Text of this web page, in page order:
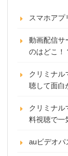
スマホアプ
動画配信サ
のはどこ！
クリミナル
聴して面白
クリミナル
料視聴で一
auビデオパ